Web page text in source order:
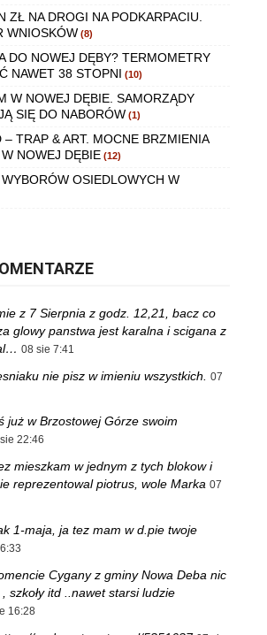
ZŁ NA DROGI NA PODKARPACIU.
WNIOSKÓW (8)
DO NOWEJ DĘBY? TERMOMETRY
NAWET 38 STOPNI (10)
W NOWEJ DĘBIE. SAMORZĄDY
SIĘ DO NABORÓW (1)
– TRAP & ART. MOCNE BRZMIENIA
NOWEJ DĘBIE (12)
OSIEDLOWYCH W
z 7 Sierpnia z godz. 12,21, bacz co
glowy panstwa jest karalna i scigana z
08 sie 7:41
nie pisz w imieniu wszystkich.
07
już w Brzostowej Górze swoim
22:46
mieszkam w jednym z tych blokow i
reprezentowal piotrus, wole Marka 07
1-maja, ja tez mam w d.pie twoje
Cygany z gminy Nowa Deba nic
szkoły itd ..nawet starsi ludzie
16:28